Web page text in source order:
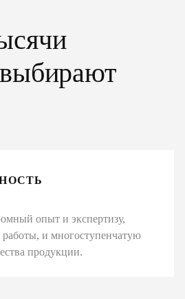
опыт и экспертизу,
работы, и многоступенчатую
продукции.